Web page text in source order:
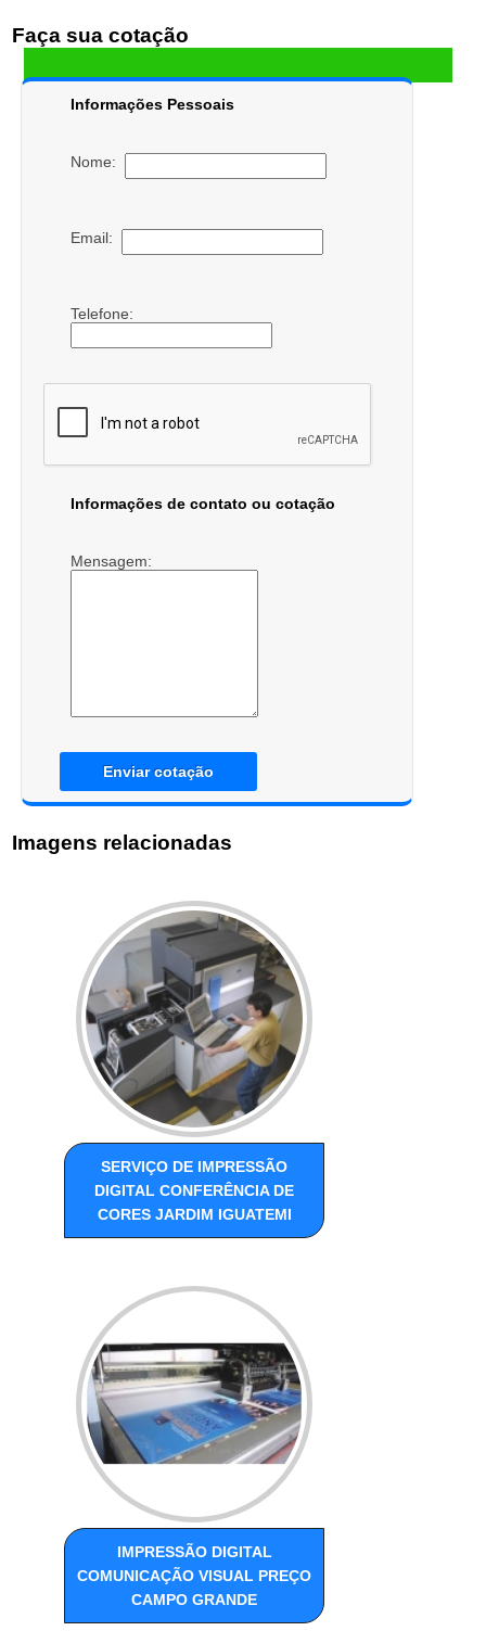
Faça sua cotação
Informações Pessoais
Nome:
Email:
Telefone:
Informações de contato ou cotação
Mensagem:
Enviar cotação
Imagens relacionadas
SERVIÇO DE IMPRESSÃO
DIGITAL CONFERÊNCIA DE
CORES JARDIM IGUATEMI
IMPRESSÃO DIGITAL
COMUNICAÇÃO VISUAL PREÇO
CAMPO GRANDE